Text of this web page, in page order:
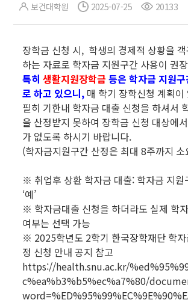
보건대학원 2025-07-25 20133
장학금 신청 시, 학생의 경제적 상황을
하는 자료로 학자금 지원구간 사용이 권
특히생활지원장학금 등은 학자금 지원
로 하고 있으니, 매 학기 장학신청 계획이
필히 기한내 학자금 대출 신청을 하셔서
을 산정받지 못하여 장학금 신청 대상에
가 없도록 하시기 바랍니다.
(학자금지원구간 산정은 최대 8주까지 소
※ 취업후 상환 학자금 대출: 학자금 지원
‘예’
※ 학자금대출 신청을 하더라도 실제 학
여부는 선택 가능
※ 2025학년도 2학기 한국장학재단 학
정 신청 안내 공지 참고
https://health.snu.ac.kr/
c%ea%b3%b5%ec%a7%80/